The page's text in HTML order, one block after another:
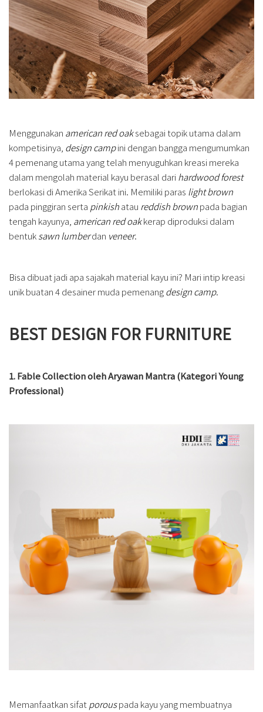
Menggunakan american red oaksebagai topik utama dalam
kompetisinya, design campini dengan bangga mengumumkan
4 pemenang utama yang telah menyuguhkan kreasi mereka
dalam mengolah material kayu berasal dari hardwood forest
berlokasi di Amerika Serikat ini. Memiliki paras light brown
pada pinggiran serta pinkishatau reddish brownpada bagian
tengah kayunya, american red oakkerap diproduksi dalam
bentuksawn lumberdan veneer.
Bisa dibuat jadi apa sajakah material kayu ini? Mari intip kreasi
unik buatan 4 desainer muda pemenangdesign camp.
BEST DESIGN FOR FURNITURE
1. Fable Collection oleh Aryawan Mantra (Kategori Young
Professional)
Memanfaatkan sifatporouspada kayu yang membuatnya